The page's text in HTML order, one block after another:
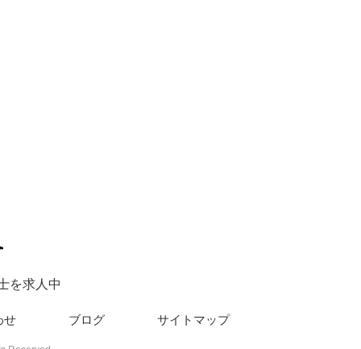
を求人中
せ ブログ サイトマップ